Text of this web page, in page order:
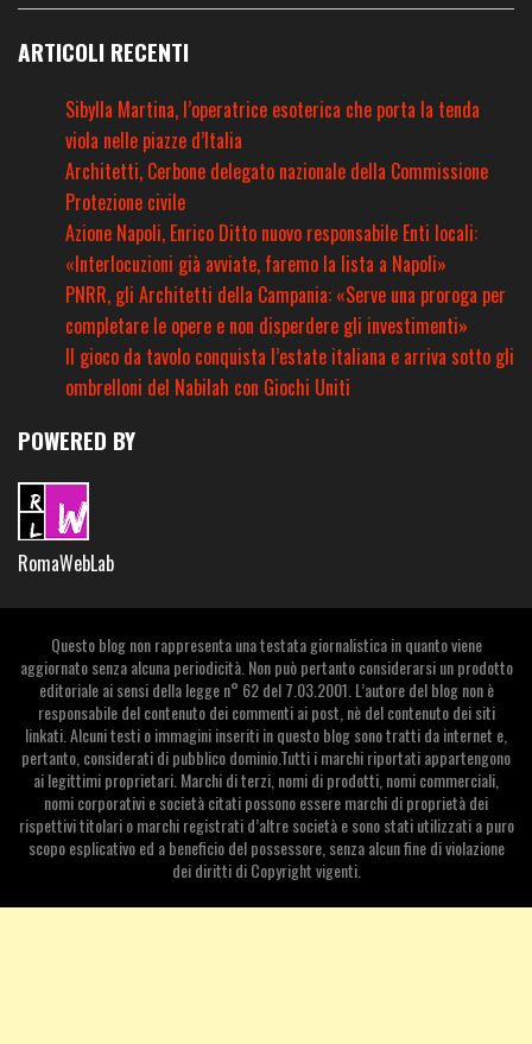
ARTICOLI RECENTI
Sibylla Martina, l’operatrice esoterica che porta la tenda
viola nelle piazze d’Italia
Architetti, Cerbone delegato nazionale della Commissione
Protezione civile
Azione Napoli, Enrico Ditto nuovo responsabile Enti locali:
«Interlocuzioni già avviate, faremo la lista a Napoli»
PNRR, gli Architetti della Campania: «Serve una proroga per
completare le opere e non disperdere gli investimenti»
Il gioco da tavolo conquista l’estate italiana e arriva sotto gli
ombrelloni del Nabilah con Giochi Uniti
POWERED BY
RomaWebLab
Questo blog non rappresenta una testata giornalistica in quanto viene
aggiornato senza alcuna periodicità. Non può pertanto considerarsi un prodotto
editoriale ai sensi della legge n° 62 del 7.03.2001. L’autore del blog non è
responsabile del contenuto dei commenti ai post, nè del contenuto dei siti
linkati. Alcuni testi o immagini inseriti in questo blog sono tratti da internet e,
pertanto, considerati di pubblico dominio.Tutti i marchi riportati appartengono
ai legittimi proprietari. Marchi di terzi, nomi di prodotti, nomi commerciali,
nomi corporativi e società citati possono essere marchi di proprietà dei
rispettivi titolari o marchi registrati d’altre società e sono stati utilizzati a puro
scopo esplicativo ed a beneficio del possessore, senza alcun fine di violazione
dei diritti di Copyright vigenti.